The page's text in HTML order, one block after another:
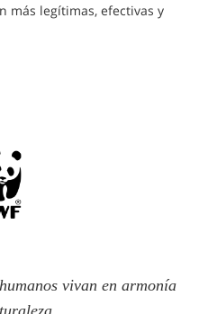
más legítimas, efectivas y
vivan en armonía